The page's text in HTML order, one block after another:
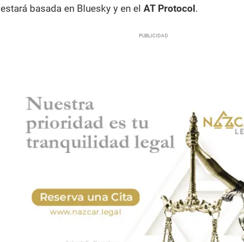
estará basada en Bluesky y en el AT Protocol.